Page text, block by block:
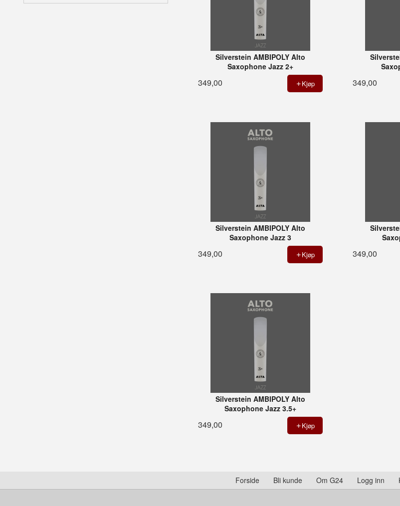
Silverstein AMBIPOLY Alto
Saxophone Jazz 2+
349,00 Kjøp 349,00
Silverstein AMBIPOLY Alto
Saxophone Jazz 3
349,00 Kjøp 349,00
Silverstein AMBIPOLY Alto
Saxophone Jazz 3.5+
349,00 Kjøp
Forside Bli kunde Om G24 Logg inn